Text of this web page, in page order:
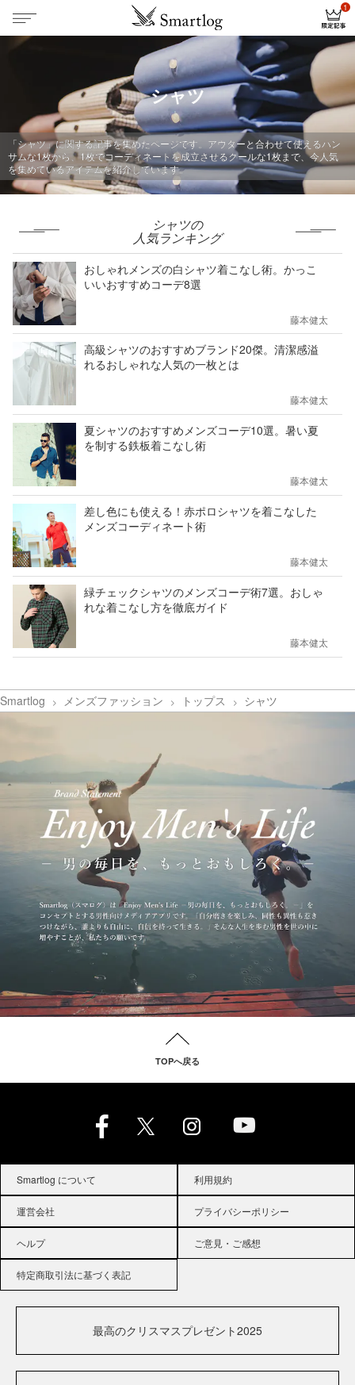
シャツ
「シャツ」に関する記事を集めたページです。アウターと合わせて使えるハン
サムな1枚から、1枚でコーディネートを成立させるクールな1枚まで、今人気
を集めているアイテムを紹介しています。
シャツの
人気ランキング
おしゃれメンズの白シャツ着こなし術。かっこ
いいおすすめコーデ8選
藤本健太
高級シャツのおすすめブランド20傑。清潔感溢
れるおしゃれな人気の一枚とは
藤本健太
夏シャツのおすすめメンズコーデ10選。暑い夏
を制する鉄板着こなし術
藤本健太
差し色にも使える！赤ポロシャツを着こなした
メンズコーディネート術
藤本健太
緑チェックシャツのメンズコーデ術7選。おしゃ
れな着こなし方を徹底ガイド
藤本健太
Smartlog メンズファッション トップス シャツ
TOPへ戻る
Smartlog について 利用規約
運営会社 プライバシーポリシー
ヘルプ ご意見・ご感想
特定商取引法に基づく表記
最高のクリスマスプレゼント2025